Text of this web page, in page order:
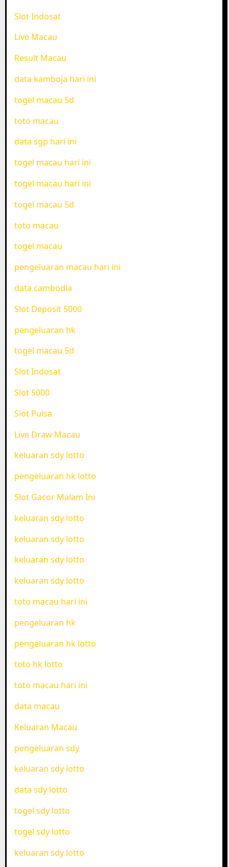
Slot Indosat
Live Macau
Result Macau
data kamboja hari ini
togel macau 5d
toto macau
data sgp hari ini
togel macau hari ini
togel macau hari ini
togel macau 5d
toto macau
togel macau
pengeluaran macau hari ini
data cambodia
Slot Deposit 5000
pengeluaran hk
togel macau 5d
Slot Indosat
Slot 5000
Slot Pulsa
Live Draw Macau
keluaran sdy lotto
pengeluaran hk lotto
Slot Gacor Malam Ini
keluaran sdy lotto
keluaran sdy lotto
keluaran sdy lotto
keluaran sdy lotto
toto macau hari ini
pengeluaran hk
pengeluaran hk lotto
toto hk lotto
toto macau hari ini
data macau
Keluaran Macau
pengeluaran sdy
keluaran sdy lotto
data sdy lotto
togel sdy lotto
togel sdy lotto
keluaran sdy lotto